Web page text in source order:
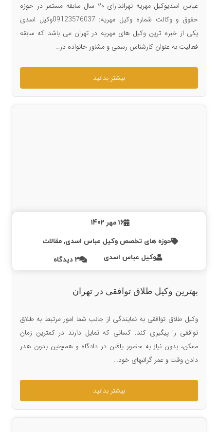
عباس اسدیوکیل مهریه تهراندارای ۲۰ سال سابقه مستمر در حوزه
حقوق و وکالت شماره وکیل مهریه: 09123576037وکیل اسدی
یکی از خبره ترین وکیل های مهریه در تهران می باشد که سابقه
فعالیت به عنوان کارشناس رسمی و مشاور خانواده در…
بیشتر بدانید
16 مهر 1402
حوزه های تخصص وکیل عباس اسدی,مقالات
وکیل عباس اسدی
3دیدگاه
بهترین وکیل طلاق توافقی در تهران
وکیل طلاق توافقی به نمایندگی از جانب شما امور مرتبط به طلاق
توافقی را پیگیری کند. کسانی که تمایل دارند در کمترین زمان
ممکن، بدون نیاز به حضور یافتن در دادگاه و همچنین بدون هدر
دادن وقت و عمر گرانبهای خود…
بیشتر بدانید